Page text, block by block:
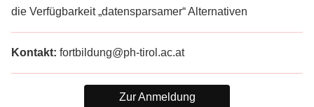
die Verfügbarkeit „datensparsamer“ Alternativen
Kontakt: fortbildung@ph-tirol.ac.at
Zur Anmeldung